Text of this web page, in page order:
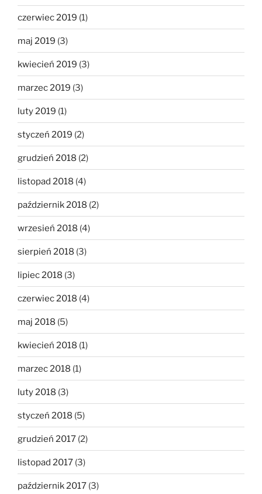
czerwiec 2019 (1)
maj 2019 (3)
kwiecień 2019 (3)
marzec 2019 (3)
luty 2019 (1)
styczeń 2019 (2)
grudzień 2018 (2)
listopad 2018 (4)
październik 2018 (2)
wrzesień 2018 (4)
sierpień 2018 (3)
lipiec 2018 (3)
czerwiec 2018 (4)
maj 2018 (5)
kwiecień 2018 (1)
marzec 2018 (1)
luty 2018 (3)
styczeń 2018 (5)
grudzień 2017 (2)
listopad 2017 (3)
październik 2017 (3)